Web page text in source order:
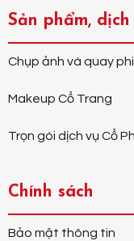
Sản phẩm,
Chụp ảnh và quay
Makeup Cổ Trang
Trọn gói dịch vụ Cổ
Chính sách
Bảo mật thông tin